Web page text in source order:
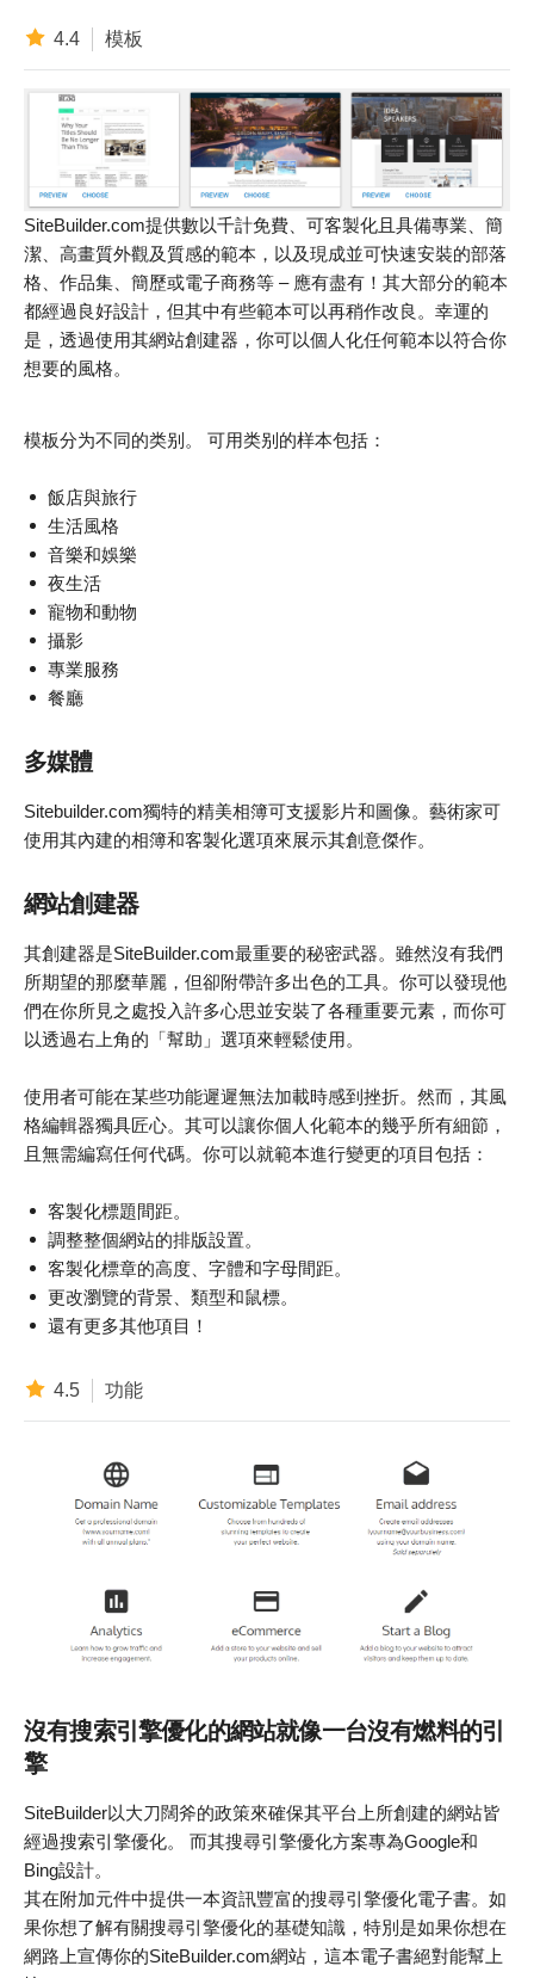
4.4 模板
SiteBuilder.com提供數以千計免費、可客製化且具備專業、簡
潔、高畫質外觀及質感的範本，以及現成並可快速安裝的部落
格、作品集、簡歷或電子商務等 – 應有盡有！其大部分的範本
都經過良好設計，但其中有些範本可以再稍作改良。幸運的
是，透過使用其網站創建器，你可以個人化任何範本以符合你
想要的風格。
模板分为不同的类别。 可用类别的样本包括：
飯店與旅行
生活風格
音樂和娛樂
夜生活
寵物和動物
攝影
專業服務
餐廳
多媒體
Sitebuilder.com獨特的精美相簿可支援影片和圖像。藝術家可
使用其內建的相簿和客製化選項來展示其創意傑作。
網站創建器
其創建器是SiteBuilder.com最重要的秘密武器。雖然沒有我們
所期望的那麼華麗，但卻附帶許多出色的工具。你可以發現他
們在你所見之處投入許多心思並安裝了各種重要元素，而你可
以透過右上角的「幫助」選項來輕鬆使用。
使用者可能在某些功能遲遲無法加載時感到挫折。然而，其風
格編輯器獨具匠心。其可以讓你個人化範本的幾乎所有細節，
且無需編寫任何代碼。你可以就範本進行變更的項目包括：
客製化標題間距。
調整整個網站的排版設置。
客製化標章的高度、字體和字母間距。
更改瀏覽的背景、類型和鼠標。
還有更多其他項目！
4.5 功能
沒有搜索引擎優化的網站就像一台沒有燃料的引
擎
SiteBuilder以大刀闊斧的政策來確保其平台上所創建的網站皆
經過搜索引擎優化。 而其搜尋引擎優化方案專為Google和
Bing設計。
其在附加元件中提供一本資訊豐富的搜尋引擎優化電子書。如
果你想了解有關搜尋引擎優化的基礎知識，特別是如果你想在
網路上宣傳你的SiteBuilder.com網站，這本電子書絕對能幫上